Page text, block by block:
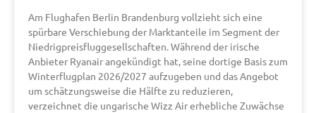
Am Flughafen Berlin Brandenburg vollzieht sich eine
spürbare Verschiebung der Marktanteile im Segment der
Niedrigpreisfluggesellschaften. Während der irische
Anbieter Ryanair angekündigt hat, seine dortige Basis zum
Winterflugplan 2026/2027 aufzugeben und das Angebot
um schätzungsweise die Hälfte zu reduzieren,
verzeichnet die ungarische Wizz Air erhebliche Zuwächse